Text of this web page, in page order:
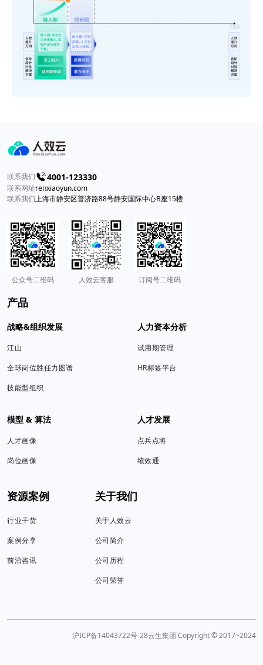
联系我们 4001-123330
联系网址reпxiaоyun.com
联系我们上海市静安区普济路88号静安国际中心B座15楼
公众号二维码 人效云客服 订阅号二维码
产品
战略&组织发展
江山
全球岗位胜任力图谱
技能型组织
人力资本分析
试用期管理
HR标签平台
模型 & 算法
人才画像
岗位画像
人才发展
点兵点将
绩效通
资源案例
行业干货
案例分享
前沿咨讯
关于我们
关于人效云
公司简介
公司历程
公司荣誉
沪ICP备14043722号-28云生集团 Copyright © 2017~2024